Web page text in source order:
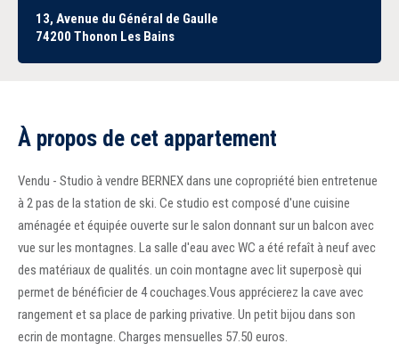
13, Avenue du Général de Gaulle
74200 Thonon Les Bains
À propos de cet appartement
Vendu - Studio à vendre BERNEX dans une copropriété bien entretenue
à 2 pas de la station de ski. Ce studio est composé d'une cuisine
aménagée et équipée ouverte sur le salon donnant sur un balcon avec
vue sur les montagnes. La salle d'eau avec WC a été refaît à neuf avec
des matériaux de qualités. un coin montagne avec lit superposè qui
permet de bénéficier de 4 couchages.Vous apprécierez la cave avec
rangement et sa place de parking privative. Un petit bijou dans son
ecrin de montagne. Charges mensuelles 57.50 euros.